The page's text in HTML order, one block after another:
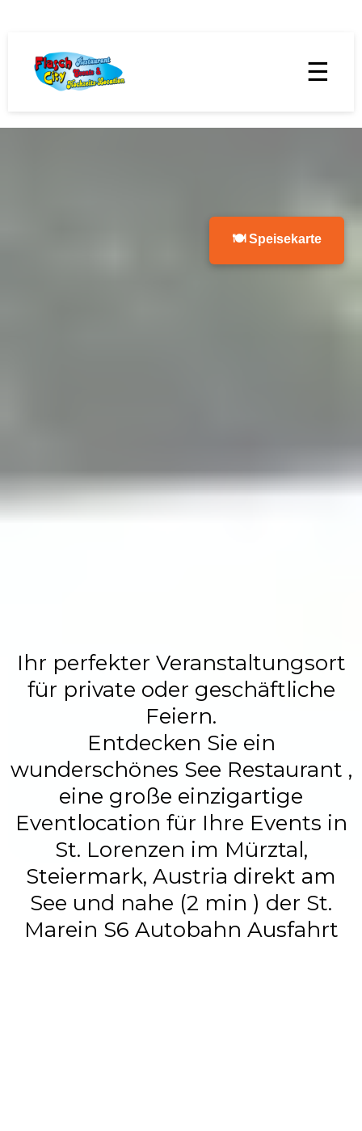
☰
🍽 Speisekarte
Restaurant,
Events &
Ihr perfekter Veranstaltungsort
für private oder geschäftliche
Feiern.
Entdecken Sie ein
wunderschönes See Restaurant ,
eine große einzigartige
Eventlocation für Ihre Events in
St. Lorenzen im Mürztal,
Steiermark, Austria direkt am
See und nahe (2 min ) der St.
Marein S6 Autobahn Ausfahrt